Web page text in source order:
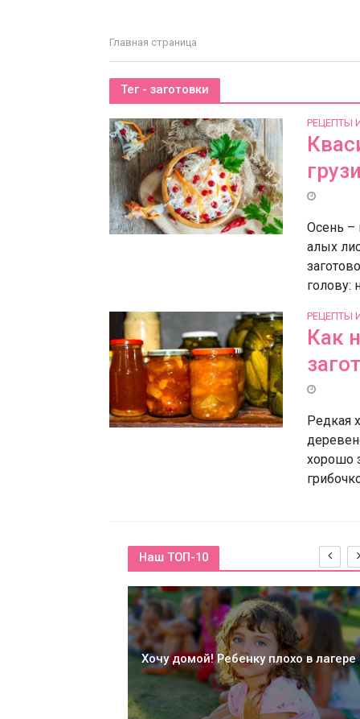
Главная страница
Тег - заготовки
РЕЦЕПТЫ
Осень –
алых
голову:
РЕЦЕПТЫ
Как
Редкая
хорошо
Наш ТОП-10
Хочу домой! Ребенку плохо в лагере